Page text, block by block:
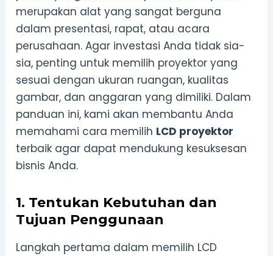
merupakan alat yang sangat berguna
dalam presentasi, rapat, atau acara
perusahaan. Agar investasi Anda tidak sia-
sia, penting untuk memilih proyektor yang
sesuai dengan ukuran ruangan, kualitas
gambar, dan anggaran yang dimiliki. Dalam
panduan ini, kami akan membantu Anda
memahami cara memilih LCD proyektor
terbaik agar dapat mendukung kesuksesan
bisnis Anda.
1. Tentukan Kebutuhan dan
Tujuan Penggunaan
Langkah pertama dalam memilih LCD